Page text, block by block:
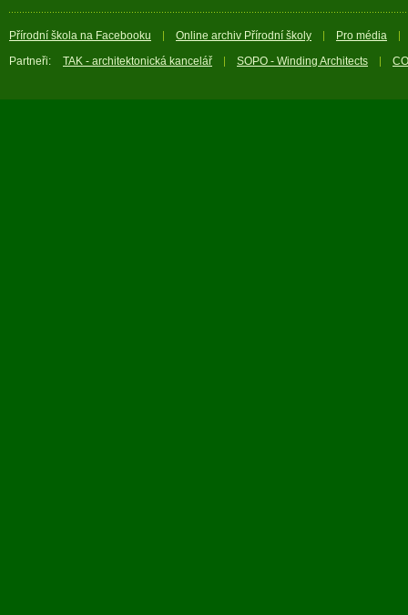
Přírodní škola na Facebooku Online archiv Přírodní školy
Pro média
Partneři:
TAK - architektonická kancelář SOPO - Winding Architects